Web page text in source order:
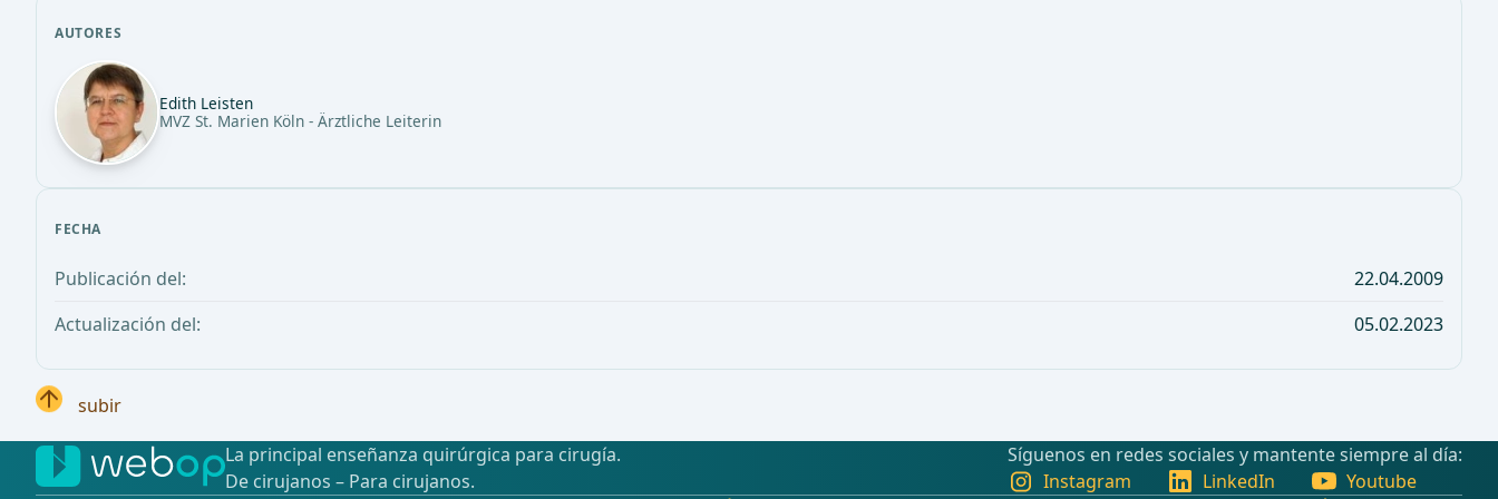
AUTORES
Edith Leisten
MVZ St. Marien Köln - Ärztliche Leiterin
FECHA
Publicación del:
22.04.2009
Actualización del:
05.02.2023
subir
La principal enseñanza quirúrgica para cirugía.
De cirujanos – Para cirujanos.
Síguenos en redes sociales y mantente siempre al día:
Instagram
LinkedIn
Youtube